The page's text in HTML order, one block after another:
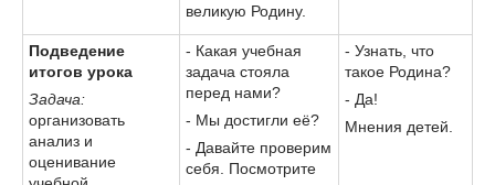
великую Родину.
Подведение
итогов урока
Задача:
организовать
анализ и
оценивание
- Какая учебная
задача стояла
перед нами?
- Мы достигли её?
- Давайте проверим
себя. Посмотрите
- Узнать, что
такое Родина?
- Да!
Мнения детей.